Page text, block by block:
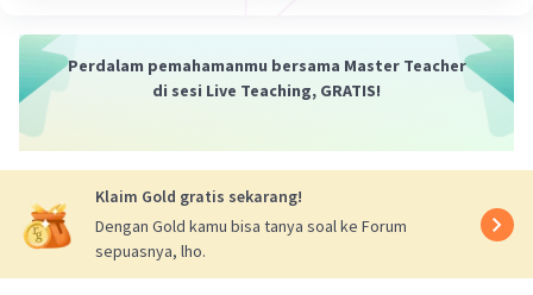
Pijnapel, seorang ilmuwan dari Universitas
Leiden, Belanda, berpendapat bahwa Islam
pedagang dari Gujarat sekitar abad ke-13
Snouck Hurgronje
, ilmuwan Belanda
lainnya, juga mendukung teori Gujarat. Ia
Perdalam pemahamanmu bersama Master Teacher
di sesi Live Teaching, GRATIS!
Klaim Gold gratis sekarang!
Dengan Gold kamu bisa tanya soal ke Forum
sepuasnya, lho.